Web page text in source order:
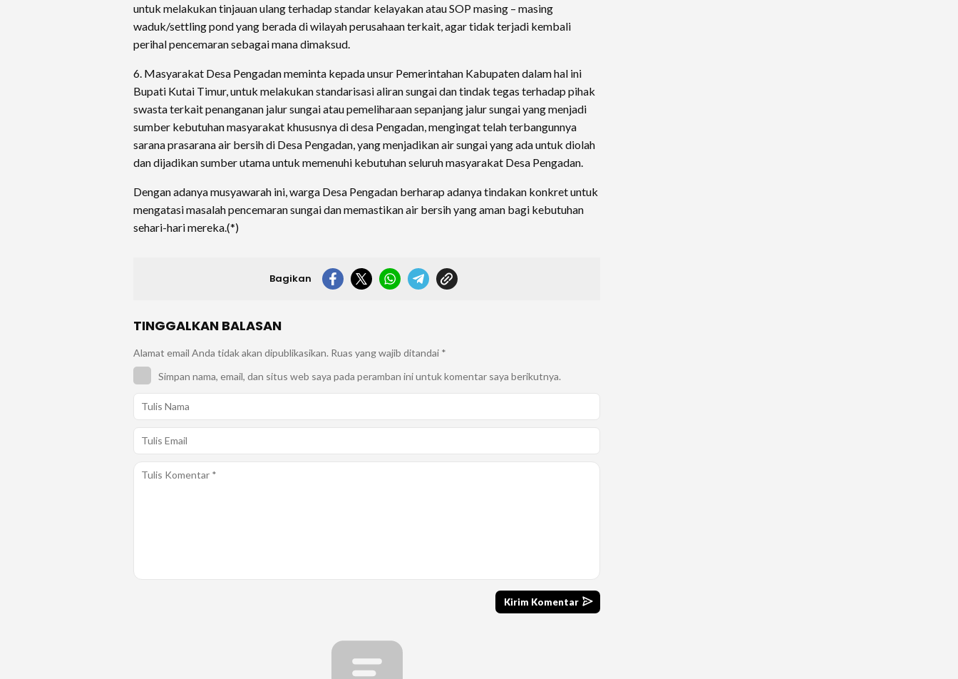
untuk melakukan tinjauan ulang terhadap standar kelayakan atau SOP masing – masing
waduk/settling pond yang berada di wilayah perusahaan terkait, agar tidak terjadi kembali
perihal pencemaran sebagai mana dimaksud.
6. Masyarakat Desa Pengadan meminta kepada unsur Pemerintahan Kabupaten dalam hal ini
Bupati Kutai Timur, untuk melakukan standarisasi aliran sungai dan tindak tegas terhadap pihak
swasta terkait penanganan jalur sungai atau pemeliharaan sepanjang jalur sungai yang menjadi
sumber kebutuhan masyarakat khususnya di desa Pengadan, mengingat telah terbangunnya
sarana prasarana air bersih di Desa Pengadan, yang menjadikan air sungai yang ada untuk diolah
dan dijadikan sumber utama untuk memenuhi kebutuhan seluruh masyarakat Desa Pengadan.
Dengan adanya musyawarah ini, warga Desa Pengadan berharap adanya tindakan konkret untuk
mengatasi masalah pencemaran sungai dan memastikan air bersih yang aman bagi kebutuhan
sehari-hari mereka.(*)
Bagikan
TINGGALKAN BALASAN
Alamat email Anda tidak akan dipublikasikan. Ruas yang wajib ditandai *
Simpan nama, email, dan situs web saya pada peramban ini untuk komentar saya berikutnya.